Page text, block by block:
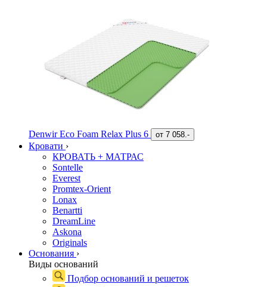
Denwir Eco Foam Relax Plus 6 от 7 058.-
Кровати ›
КРОВАТЬ + МАТРАС
Sontelle
Everest
Promtex-Orient
Lonax
Benartti
DreamLine
Askona
Originals
Основания ›
Виды оснований
Подбор оснований и решеток